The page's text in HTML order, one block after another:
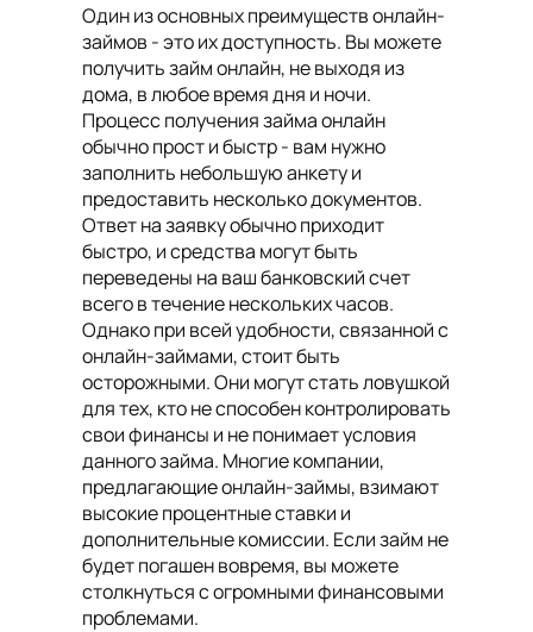
Один из основных преимуществ онлайн-
займов - это их доступность. Вы можете
получить займ онлайн, не выходя из
дома, в любое время дня и ночи.
Процесс получения займа онлайн
обычно прост и быстр - вам нужно
заполнить небольшую анкету и
предоставить несколько документов.
Ответ на заявку обычно приходит
быстро, и средства могут быть
переведены на ваш банковский счет
всего в течение нескольких часов.
Однако при всей удобности, связанной с
онлайн-займами, стоит быть
осторожными. Они могут стать ловушкой
для тех, кто не способен контролировать
свои финансы и не понимает условия
данного займа. Многие компании,
предлагающие онлайн-займы, взимают
высокие процентные ставки и
дополнительные комиссии. Если займ не
будет погашен вовремя, вы можете
столкнуться с огромными финансовыми
проблемами.